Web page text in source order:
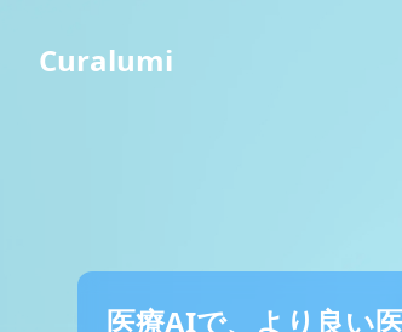
Curalumi
医療AIで、より良い